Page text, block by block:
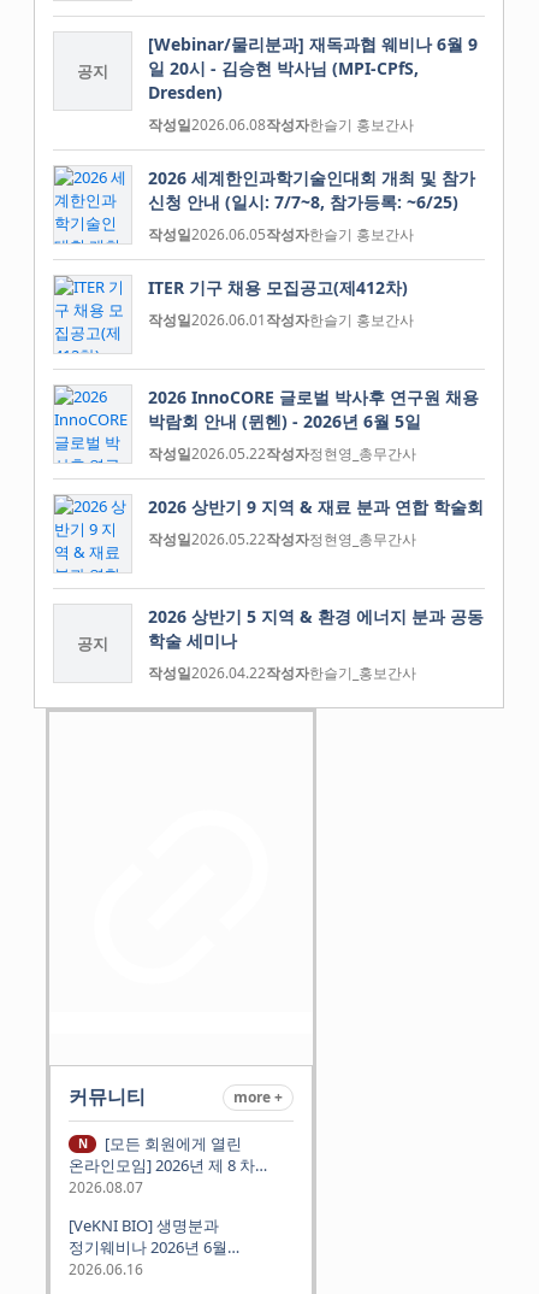
공지
[Webinar/물리분과] 재독과협 웨비나 6월 9
일 20시 - 김승현 박사님 (MPI-CPfS,
Dresden)
작성일2026.06.08작성자한슬기 홍보간사
2026 세계한인과학기술인대회 개최 및 참가
신청 안내 (일시: 7/7~8, 참가등록: ~6/25)
작성일2026.06.05작성자한슬기 홍보간사
ITER 기구 채용 모집공고(제412차)
작성일2026.06.01작성자한슬기 홍보간사
2026 InnoCORE 글로벌 박사후 연구원 채용
박람회 안내 (뮌헨) - 2026년 6월 5일
작성일2026.05.22작성자정현영_총무간사
2026 상반기 9 지역 & 재료 분과 연합 학술회
작성일2026.05.22작성자정현영_총무간사
공지
2026 상반기 5 지역 & 환경 에너지 분과 공동
학술 세미나
작성일2026.04.22작성자한슬기_홍보간사
커뮤니티 more +
N
온라인모임] 2026년 제 8 차
정기모임 (8월 12일 수요일 저녁
경험담
2026.08.07
[VeKNI BIO] 생명분과
정기웨비나 2026년 6월
(2026.06.18 Thu 9:00PM)
2026.06.16